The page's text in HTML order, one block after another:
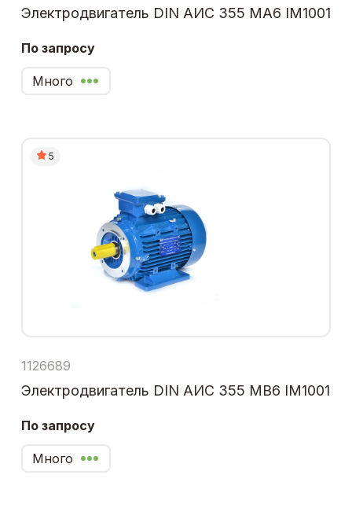
Электродвигатель DIN АИС 355 МА6 IM1001
По запросу
Много
5
1126689
Электродвигатель DIN АИС 355 МВ6 IM1001
По запросу
Много